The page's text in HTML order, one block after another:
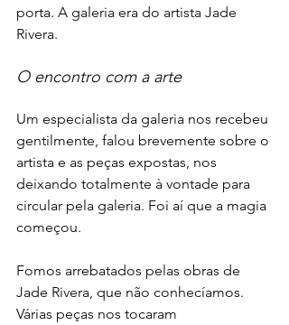
porta. A galeria era do artista Jade
Rivera.
O encontro com a arte
Um especialista da galeria nos recebeu
gentilmente, falou brevemente sobre o
artista e as peças expostas, nos
deixando totalmente à vontade para
circular pela galeria. Foi aí que a magia
começou.
Fomos arrebatados pelas obras de
Jade Rivera, que não conhecíamos.
Várias peças nos tocaram